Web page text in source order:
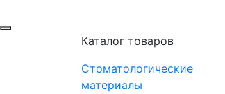
Каталог товаров
Стоматологические
материалы